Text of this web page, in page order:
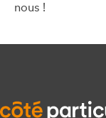
nous !